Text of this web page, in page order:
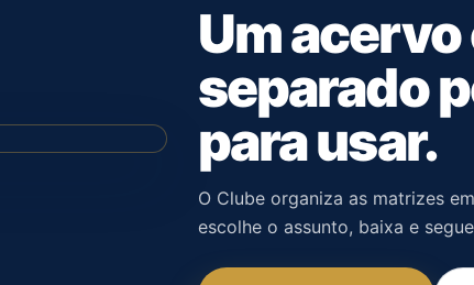
Um
separado
para usar.
O Clube organiza as matrizes
escolhe o assunto, baixa e